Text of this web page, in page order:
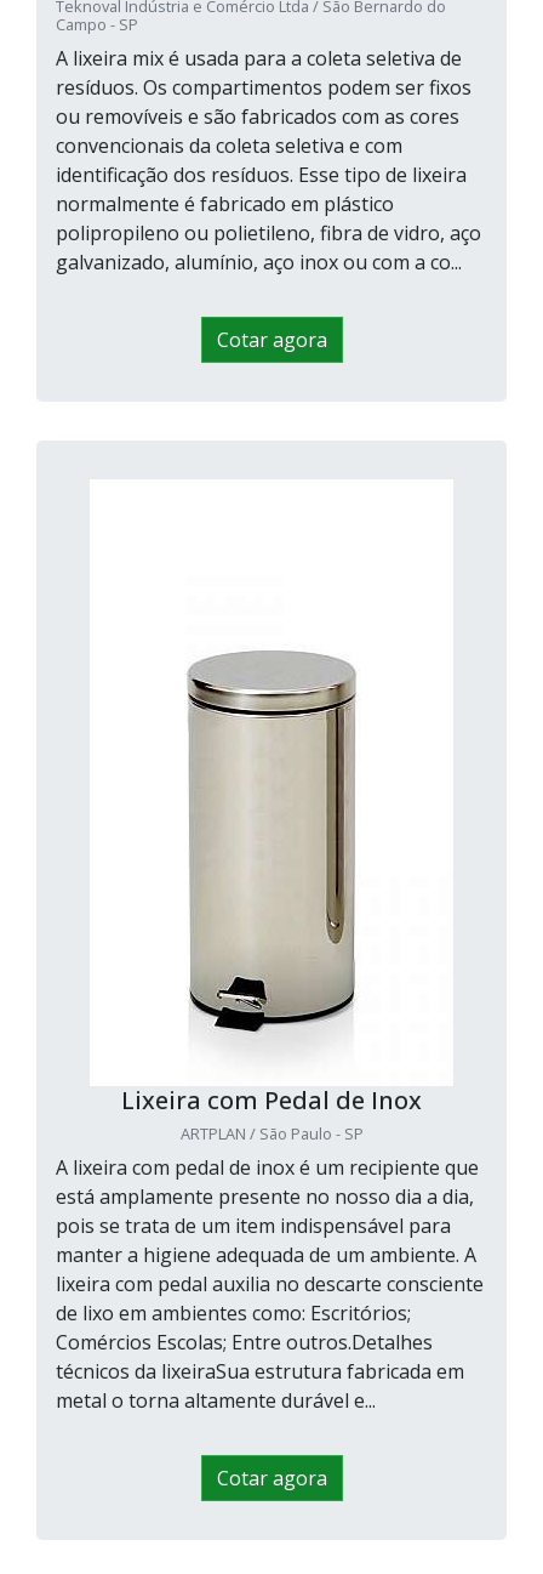
Teknoval Indústria e Comércio Ltda / São Bernardo do
Campo - SP
A lixeira mix é usada para a coleta seletiva de
resíduos. Os compartimentos podem ser fixos
ou removíveis e são fabricados com as cores
convencionais da coleta seletiva e com
identificação dos resíduos. Esse tipo de lixeira
normalmente é fabricado em plástico
polipropileno ou polietileno, fibra de vidro, aço
galvanizado, alumínio, aço inox ou com a co...
Cotar agora
Lixeira com Pedal de Inox
ARTPLAN / São Paulo - SP
A lixeira com pedal de inox é um recipiente que
está amplamente presente no nosso dia a dia,
pois se trata de um item indispensável para
manter a higiene adequada de um ambiente. A
lixeira com pedal auxilia no descarte consciente
de lixo em ambientes como: Escritórios;
Comércios Escolas; Entre outros.Detalhes
técnicos da lixeiraSua estrutura fabricada em
metal o torna altamente durável e...
Cotar agora